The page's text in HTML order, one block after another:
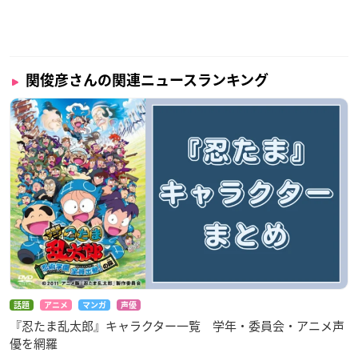
関俊彦さんの関連ニュースランキング
話題 アニメ マンガ 声優
『忍たま乱太郎』キャラクター一覧 学年・委員会・アニメ声
優を網羅